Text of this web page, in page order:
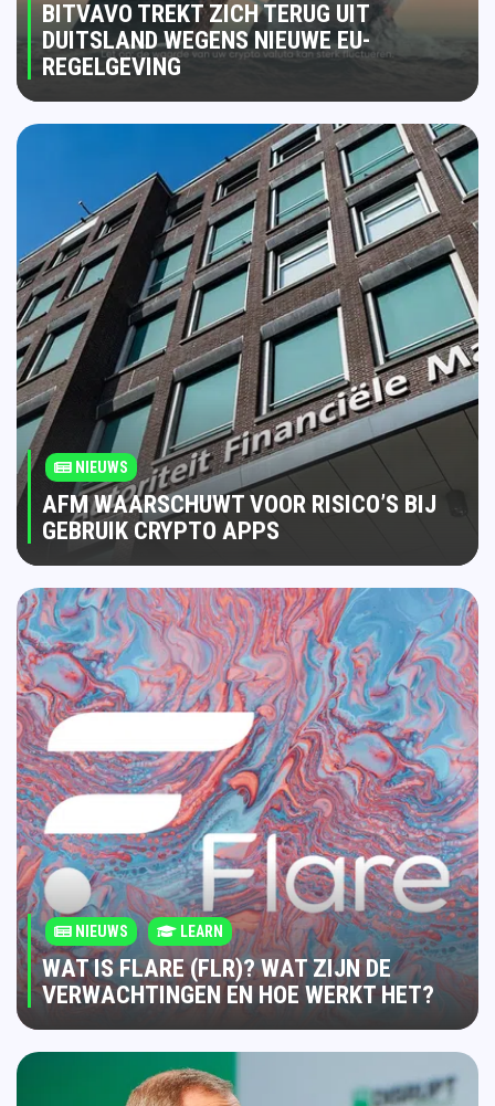
BITVAVO TREKT ZICH TERUG UIT
DUITSLAND WEGENS NIEUWE EU-
REGELGEVING
NIEUWS
AFM WAARSCHUWT VOOR RISICO’S BIJ
GEBRUIK CRYPTO APPS
NIEUWS LEARN
WAT IS FLARE (FLR)? WAT ZIJN DE
VERWACHTINGEN EN HOE WERKT HET?